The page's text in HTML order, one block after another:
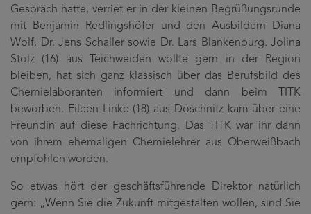
Gespräch hatte, verriet er in der kleinen Begrüßungsrunde
mit Benjamin Redlingshöfer und den Ausbildern Diana
Wolf, Dr. Jens Schaller sowie Dr. Lars Blankenburg. Jolina
Stolz (16) aus Teichweiden wollte gern in der Region
bleiben, hat sich ganz klassisch über das Berufsbild des
Chemielaboranten informiert und dann beim TITK
beworben. Eileen Linke (18) aus Döschnitz kam über eine
Freundin auf diese Fachrichtung. Das TITK war ihr dann
von ihrem ehemaligen Chemielehrer aus Oberweißbach
empfohlen worden.
So etwas hört der geschäftsführende Direktor natürlich
gern: „Wenn Sie die Zukunft mitgestalten wollen, sind Sie